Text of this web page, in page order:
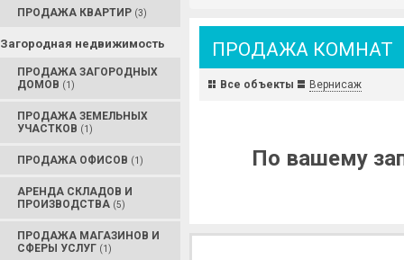
ПРОДАЖА КВАРТИР (3)
Загородная недвижимость
ПРОДАЖА ЗАГОРОДНЫХ
ДОМОВ (1)
ПРОДАЖА ЗЕМЕЛЬНЫХ
УЧАСТКОВ (1)
ПРОДАЖА ОФИСОВ (1)
АРЕНДА СКЛАДОВ И
ПРОИЗВОДСТВА (5)
ПРОДАЖА МАГАЗИНОВ И
СФЕРЫ УСЛУГ (1)
ПРОДАЖА КОМНАТ
Все объекты Вернисаж
По вашему